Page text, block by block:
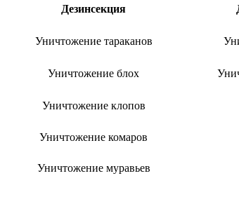
Дезинсекция
Уничтожение тараканов
Уничтожение блох
Уничтожение клопов
Уничтожение комаров
Уничтожение муравьев